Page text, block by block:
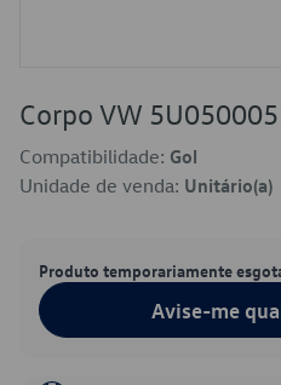
Corpo VW
Compatibilidade: Gol
Unidade de venda: Unitário(a)
Produto temporariamente
Avise-me